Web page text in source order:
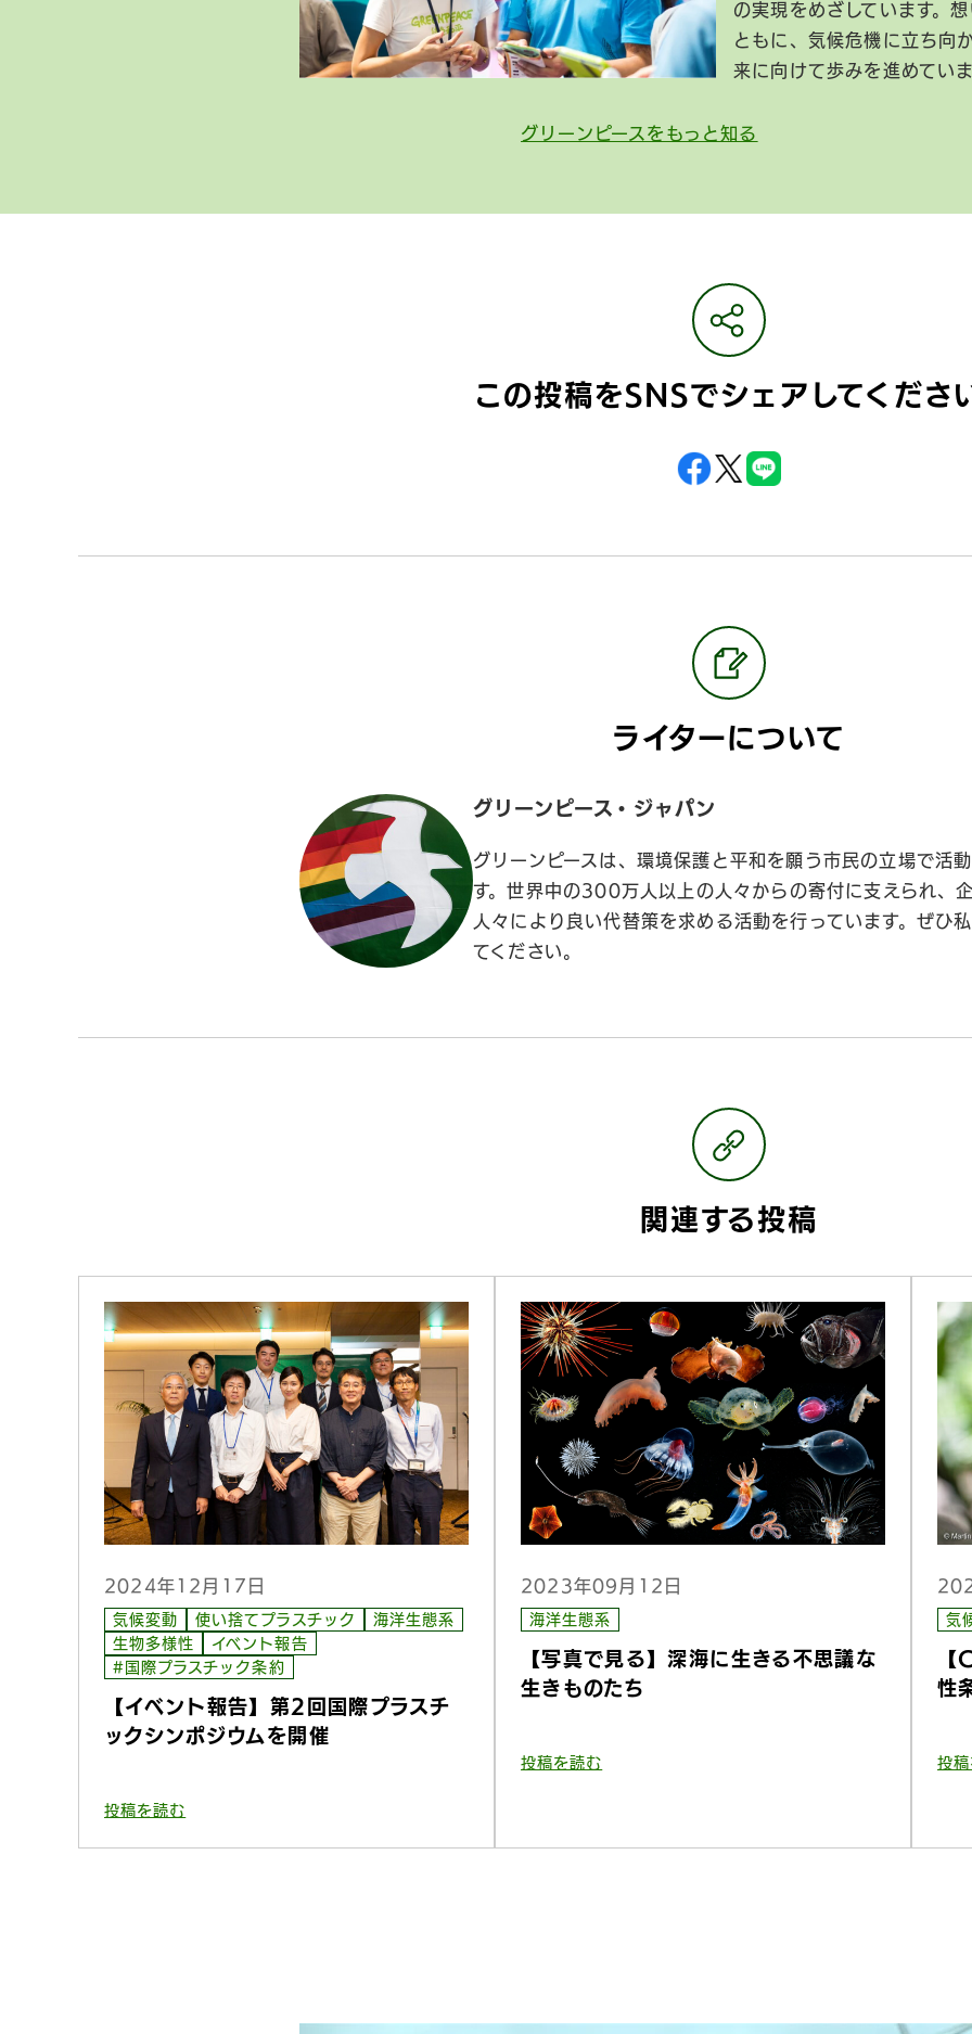
の実現をめざしています。
ともに、気候危機に立ち向
来に向けて歩みを進めてい
グリーンピースをもっと知る
この投稿をSNSでシェアしてくださ
ライターについて
グリーンピース・ジャパン
グリーンピースは、環境保護と平和を願う市民の立場で活
す。世界中の300万人以上の人々からの寄付に支えられ、
人々により良い代替策を求める活動を行っています。ぜひ
てください。
関連する投稿
2024年12月17日
気候変動 使い捨てプラスチック
海洋生態系
生物多様性
イベント報告
#国際プラスチック条約
【イベント報告】第2回国際プラスチ
ックシンポジウムを開催
投稿を読む
2023年09月12日
海洋生態系
【写真で見る】深海に生きる不思議な
生きものたち
投稿を読む
気
【
性
投